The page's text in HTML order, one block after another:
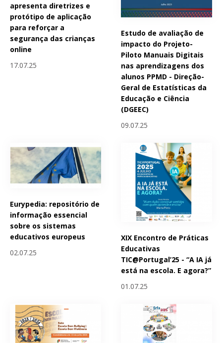
apresenta diretrizes e
protótipo de aplicação
para reforçar a
segurança das crianças
online
17.07.25
Estudo de avaliação de
impacto do Projeto-
Piloto Manuais Digitais
nas aprendizagens dos
alunos PPMD - Direção-
Geral de Estatísticas da
Educação e Ciência
(DGEEC)
09.07.25
Eurypedia: repositório de
informação essencial
sobre os sistemas
educativos europeus
02.07.25
XIX Encontro de Práticas
Educativas
TIC@Portugal’25 - “A IA já
está na escola. E agora?”
01.07.25